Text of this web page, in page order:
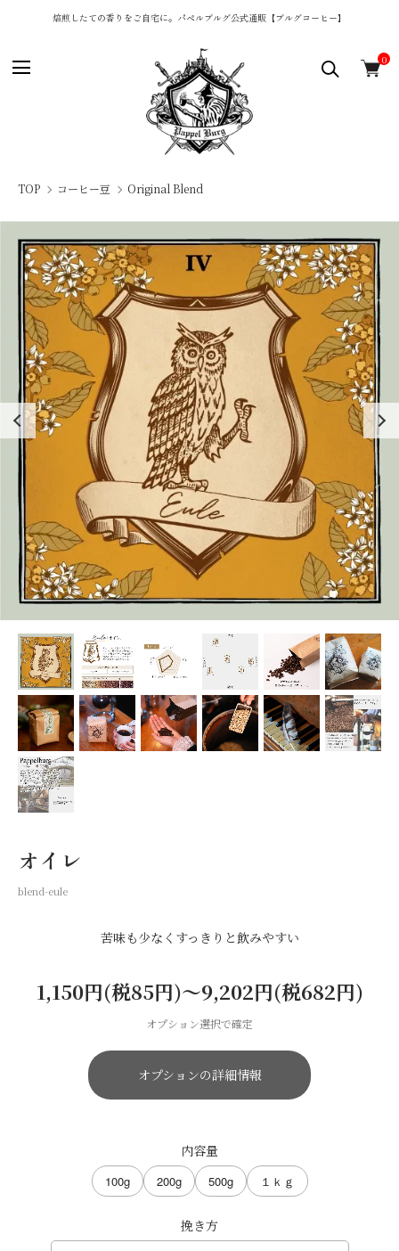
焙煎したての香りをご自宅に。パペルブルグ公式通販【ブルグコーヒー】
0
TOP コーヒー豆 Original Blend
オイレ
blend-eule
苦味も少なくすっきりと飲みやすい
1,150円(税85円)〜9,202円(税682円)
オプション選択で確定
オプションの詳細情報
内容量
100g 200g 500g １ｋｇ
挽き方